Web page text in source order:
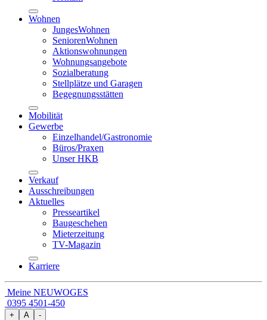
Wohnen
JungesWohnen
SeniorenWohnen
Aktionswohnungen
Wohnungsangebote
Sozialberatung
Stellplätze und Garagen
Begegnungsstätten
Mobilität
Gewerbe
Einzelhandel/Gastronomie
Büros/Praxen
Unser HKB
Verkauf
Ausschreibungen
Aktuelles
Presseartikel
Baugeschehen
Mieterzeitung
TV-Magazin
Karriere
Meine NEUWOGES
0395 4501-450
+ A -